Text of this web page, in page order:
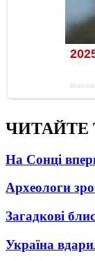
ЧИТАЙТЕ
На Сонці
Археологи
Загадкові
Україна